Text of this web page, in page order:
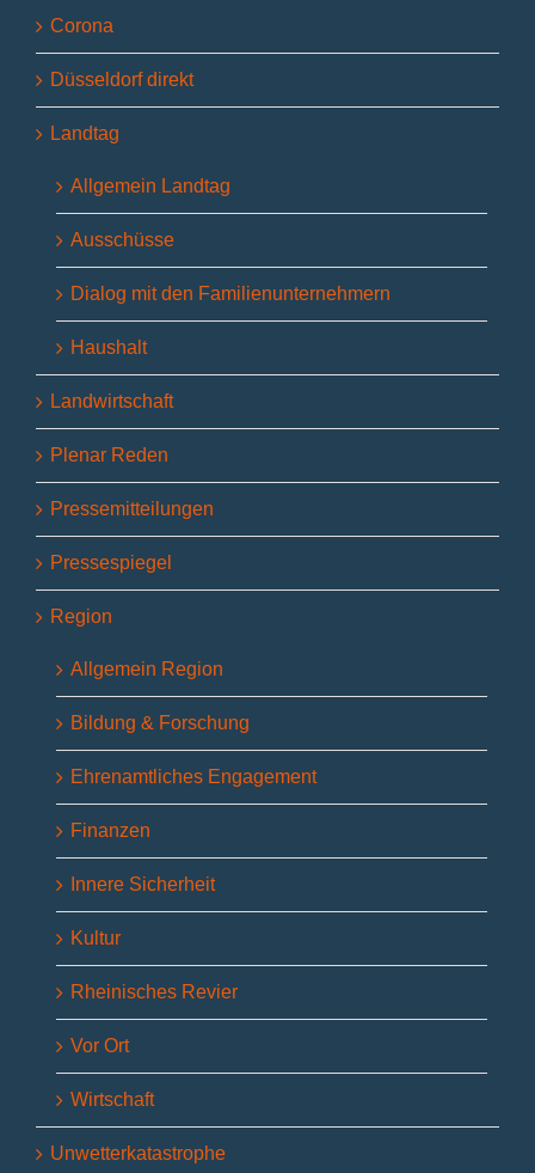
Corona
Düsseldorf direkt
Landtag
Allgemein Landtag
Ausschüsse
Dialog mit den Familienunternehmern
Haushalt
Landwirtschaft
Plenar Reden
Pressemitteilungen
Pressespiegel
Region
Allgemein Region
Bildung & Forschung
Ehrenamtliches Engagement
Finanzen
Innere Sicherheit
Kultur
Rheinisches Revier
Vor Ort
Wirtschaft
Unwetterkatastrophe